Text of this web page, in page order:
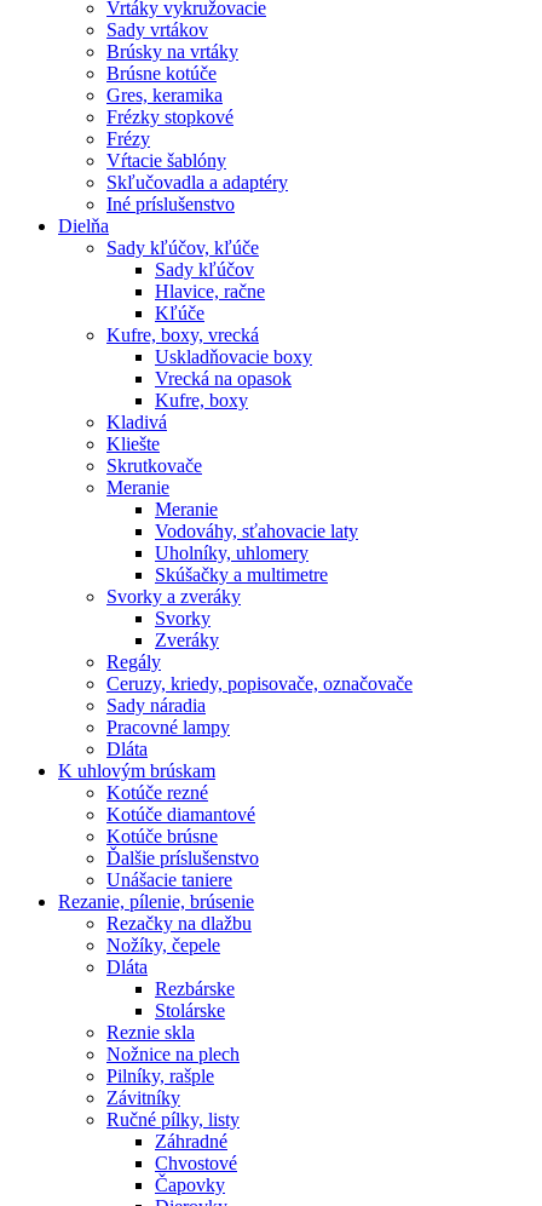
Vrtáky vykružovacie
Sady vrtákov
Brúsky na vrtáky
Brúsne kotúče
Gres, keramika
Frézky stopkové
Frézy
Vŕtacie šablóny
Skľučovadla a adaptéry
Iné príslušenstvo
Dielňa
Sady kľúčov, kľúče
Sady kľúčov
Hlavice, račne
Kľúče
Kufre, boxy, vrecká
Uskladňovacie boxy
Vrecká na opasok
Kufre, boxy
Kladivá
Kliešte
Skrutkovače
Meranie
Meranie
Vodováhy, sťahovacie laty
Uholníky, uhlomery
Skúšačky a multimetre
Svorky a zveráky
Svorky
Zveráky
Regály
Ceruzy, kriedy, popisovače, označovače
Sady náradia
Pracovné lampy
Dláta
K uhlovým brúskam
Kotúče rezné
Kotúče diamantové
Kotúče brúsne
Ďalšie príslušenstvo
Unášacie taniere
Rezanie, pílenie, brúsenie
Rezačky na dlažbu
Nožíky, čepele
Dláta
Rezbárske
Stolárske
Reznie skla
Nožnice na plech
Pilníky, rašple
Závitníky
Ručné pílky, listy
Záhradné
Chvostové
Čapovky